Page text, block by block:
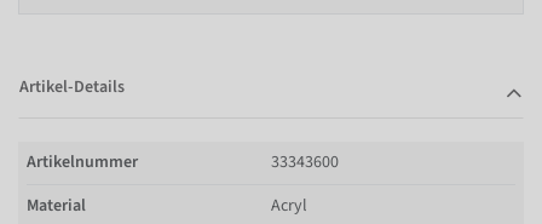
Artikel-Details
Artikelnummer
33343600
Material
Acryl